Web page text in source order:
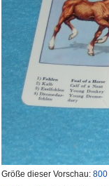
Größe dieser Vorschau: 800